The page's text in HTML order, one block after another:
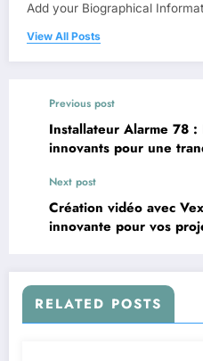
Add your Biographical
View All Posts
Previous post
Installateur Alarme 78 :
innovants pour une
Next post
Création vidéo avec
innovante pour vos
RELATED POSTS